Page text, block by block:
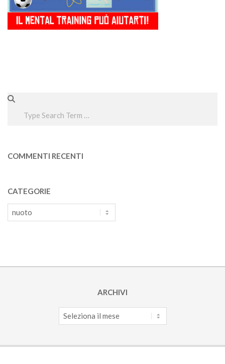
Search
COMMENTI RECENTI
CATEGORIE
Categorie
ARCHIVI
Archivi